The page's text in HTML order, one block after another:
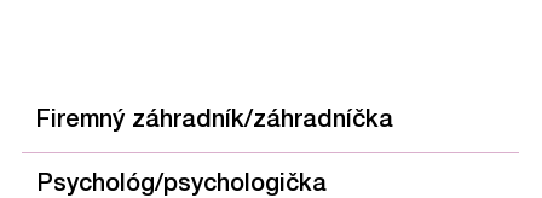
Firemný záhradník/záhradníčka
Psychológ/psychologička